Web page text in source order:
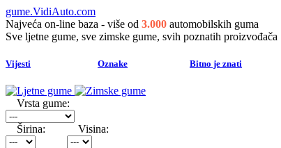
gume.VidiAuto.com
Najveća on-line baza - više od 3.000 automobilskih guma
Sve ljetne gume, sve zimske gume, svih poznatih proizvođača
Vijesti Oznake Bitno je znati
Vrsta gume:
Širina: Visina: